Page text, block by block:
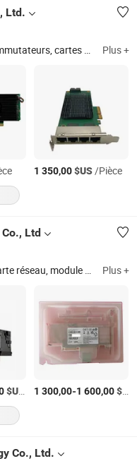
Ltd.
optique, cartes réseau, cartes d'array, modules optiques, câbles haute vitesse, serveurs, stockage, disques durs, GPU Plus +
1 350,00$US/Pièce
Ltd
optique, disque dur, mémoire Plus +
$US /Pièce
1 300,00-1 600,00$US
Co., Ltd.